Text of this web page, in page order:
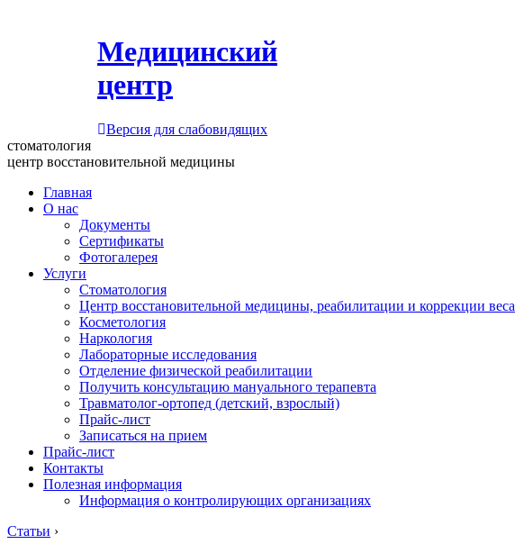
Медицинский
центр
Версия для слабовидящих
стоматология
центр восстановительной медицины
Главная
О нас
Документы
Сертификаты
Фотогалерея
Услуги
Стоматология
Центр восстановительной медицины, реабилитации и коррекции веса
Косметология
Наркология
Лабораторные исследования
Отделение физической реабилитации
Получить консультацию мануального терапевта
Травматолог-ортопед (детский, взрослый)
Прайс-лист
Записаться на прием
Прайс-лист
Контакты
Полезная информация
Информация о контролирующих организациях
Статьи ›